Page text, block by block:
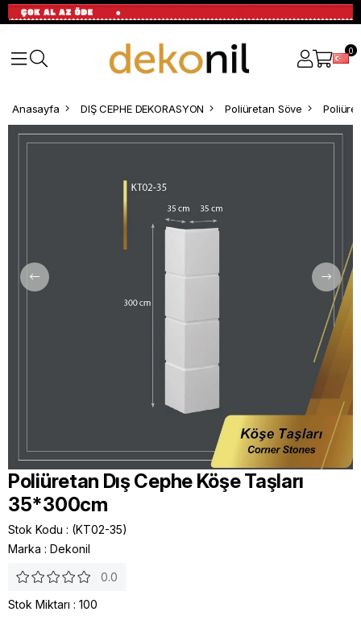
0
Anasayfa DIŞ CEPHE DEKORASYON Poliüretan Söve
Poliüretan Dış Cephe Köşe Taşları
35*300cm
Stok Kodu
(KT02-35)
Marka : Dekonil
0.0
Stok Miktarı : 100